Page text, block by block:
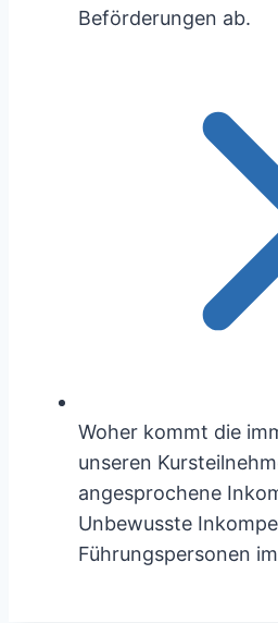
Beförderungen ab.
Woher kommt die
unseren
angesprochene
Unbewusste
Führungspersonen